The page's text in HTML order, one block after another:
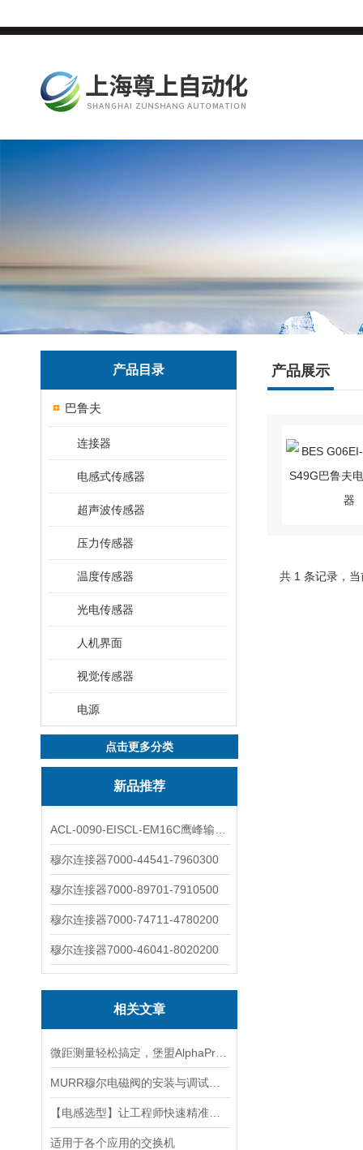
产品目录
巴鲁夫
连接器
电感式传感器
超声波传感器
压力传感器
温度传感器
光电传感器
人机界面
视觉传感器
电源
点击更多分类
新品推荐
穆尔连接器7000-44541-7960300
穆尔连接器7000-89701-7910500
穆尔连接器7000-74711-4780200
穆尔连接器7000-46041-8020200
相关文章
适用于各个应用的交换机
产品展示
共 1 条记录，